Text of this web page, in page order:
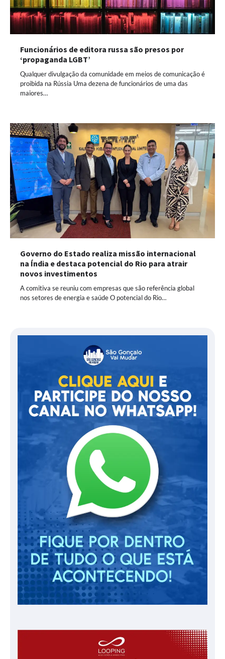
Funcionários de editora russa são presos por
‘propaganda LGBT’
Qualquer divulgação da comunidade em meios de comunicação é
proibida na Rússia Uma dezena de funcionários de uma das
maiores…
Governo do Estado realiza missão internacional
na Índia e destaca potencial do Rio para atrair
novos investimentos
A comitiva se reuniu com empresas que são referência global
nos setores de energia e saúde O potencial do Rio…